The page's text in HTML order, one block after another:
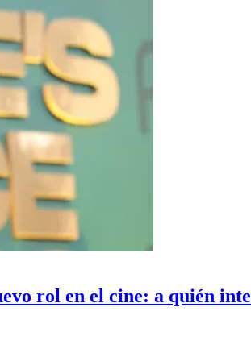
rol en el cine: a quién